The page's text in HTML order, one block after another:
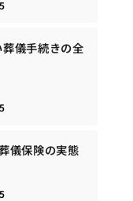
儀手続きの全
儀保険の実態